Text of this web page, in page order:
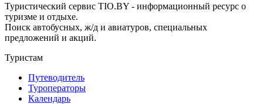
Туристический сервис TIO.BY - информационный ресурс о
туризме и отдыхе.
Поиск автобусных, ж/д и авиатуров, специальных
предложений и акций.
Туристам
Путеводитель
Туроператоры
Календарь